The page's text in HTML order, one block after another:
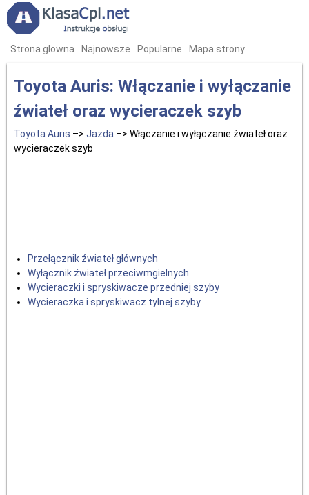
Strona glowna Najnowsze Popularne Mapa strony
Toyota Auris: Włączanie i wyłączanie
źwiateł oraz wycieraczek szyb
Toyota Auris –> Jazda –> Włączanie i wyłączanie źwiateł oraz
wycieraczek szyb
Przełącznik źwiateł głównych
Wyłącznik źwiateł przeciwmgielnych
Wycieraczki i spryskiwacze przedniej szyby
Wycieraczka i spryskiwacz tylnej szyby